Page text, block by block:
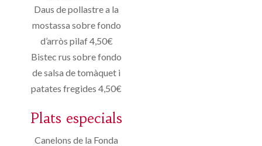
Daus de pollastre a la
mostassa sobre fondo
d’arròs pilaf 4,50€
Bistec rus sobre fondo
de salsa de tomàquet i
patates fregides 4,50€
Plats especials
Canelons de la Fonda